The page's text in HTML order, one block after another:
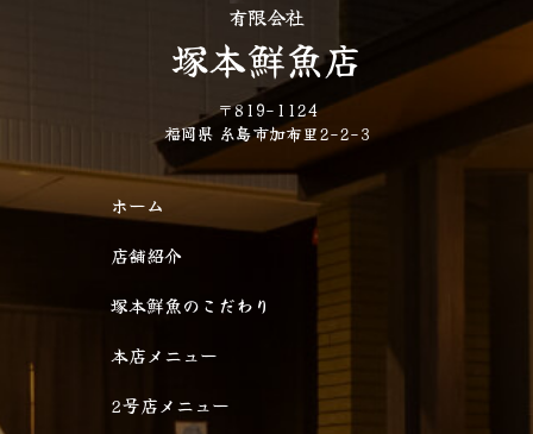
有限会社
塚本鮮魚店
〒819-1124
福岡県 糸島市加布里2-2-3
ホーム
店舗紹介
塚本鮮魚のこだわり
本店メニュー
2号店メニュー